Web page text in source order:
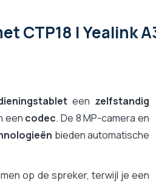
CTP18 | Yealink
een zelfstandig
een codec. De 8 MP-camera en
bieden automatische
op de spreker, terwijl je een